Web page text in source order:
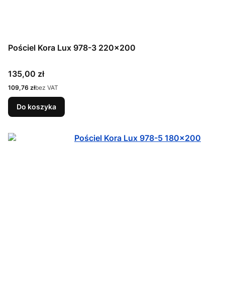
Pościel Kora Lux 978-3 220x200
Cena
135,00 zł
Cena
109,76 złbez VAT
Do koszyka